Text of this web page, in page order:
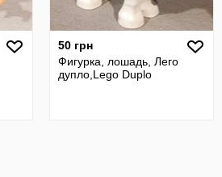
50 грн
Фигурка, лошадь, Лего
дупло,Lego Duplo